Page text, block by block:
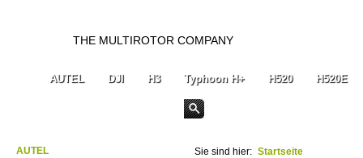
THE MULTIROTOR COMPANY
AUTEL DJI H3 Typhoon H+ H520 H520E
AUTEL
Sie sind hier: Startseite